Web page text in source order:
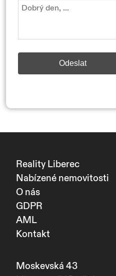
Odeslat
Reality Liberec
Nabízené nemovitosti
O nás
GDPR
AML
Kontakt
Moskevská 43